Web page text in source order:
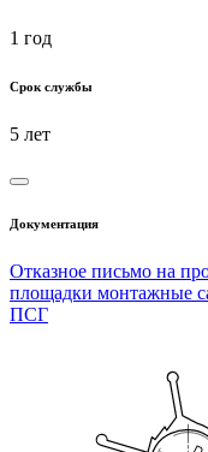
1 год
Срок службы
5 лет
Документация
Отказное письмо на
площадки
ПСГ